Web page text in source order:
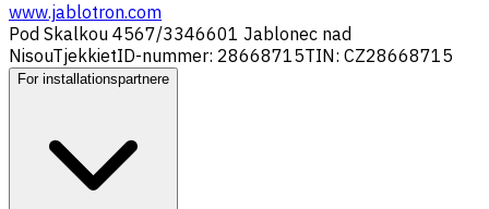
www.jablotron.com
Pod Skalkou 4567/3346601 Jablonec nad
NisouTjekkietID-nummer: 28668715TIN: CZ28668715
For installationspartnere